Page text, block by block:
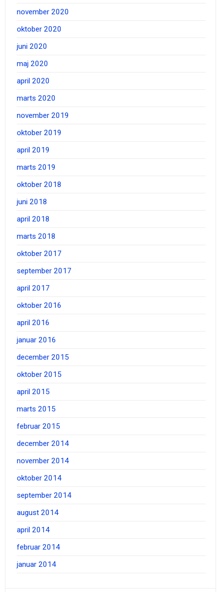
november 2020
oktober 2020
juni 2020
maj 2020
april 2020
marts 2020
november 2019
oktober 2019
april 2019
marts 2019
oktober 2018
juni 2018
april 2018
marts 2018
oktober 2017
september 2017
april 2017
oktober 2016
april 2016
januar 2016
december 2015
oktober 2015
april 2015
marts 2015
februar 2015
december 2014
november 2014
oktober 2014
september 2014
august 2014
april 2014
februar 2014
januar 2014